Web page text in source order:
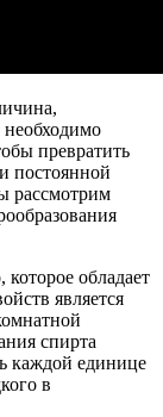
необходимо
превратить
постоянной
рассмотрим
обладает
является
спирта
каждой единице
в